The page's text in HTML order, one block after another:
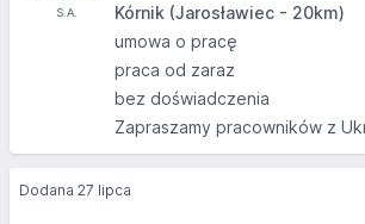
Kórnik (Jarosławiec - 20km)
umowa o pracę
praca od zaraz
bez doświadczenia
Zapraszamy pracowników z
Dodana 27 lipca